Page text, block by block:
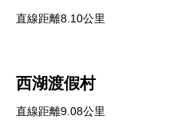
直線距離8.10公里
西湖渡假村
直線距離9.08公里